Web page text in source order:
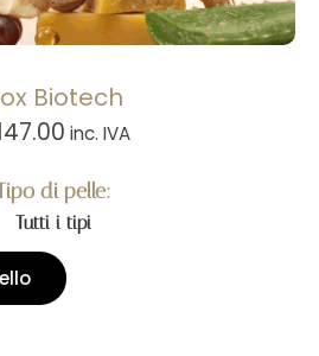
Biotech
inc. IVA
di pelle:
Tutti i tipi